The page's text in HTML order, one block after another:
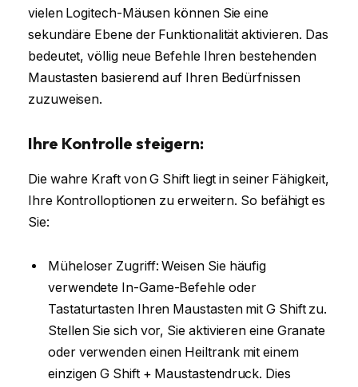
vielen Logitech-Mäusen können Sie eine
sekundäre Ebene der Funktionalität aktivieren. Das
bedeutet, völlig neue Befehle Ihren bestehenden
Maustasten basierend auf Ihren Bedürfnissen
zuzuweisen.
Ihre Kontrolle steigern:
Die wahre Kraft von G Shift liegt in seiner Fähigkeit,
Ihre Kontrolloptionen zu erweitern. So befähigt es
Sie:
Müheloser Zugriff: Weisen Sie häufig
verwendete In-Game-Befehle oder
Tastaturtasten Ihren Maustasten mit G Shift zu.
Stellen Sie sich vor, Sie aktivieren eine Granate
oder verwenden einen Heiltrank mit einem
einzigen G Shift + Maustastendruck. Dies